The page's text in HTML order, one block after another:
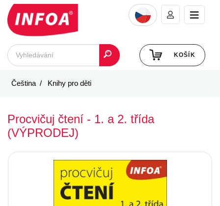
KOŠÍK
Čeština Knihy pro děti
Procvičuj čtení - 1. a 2. třída
(VÝPRODEJ)